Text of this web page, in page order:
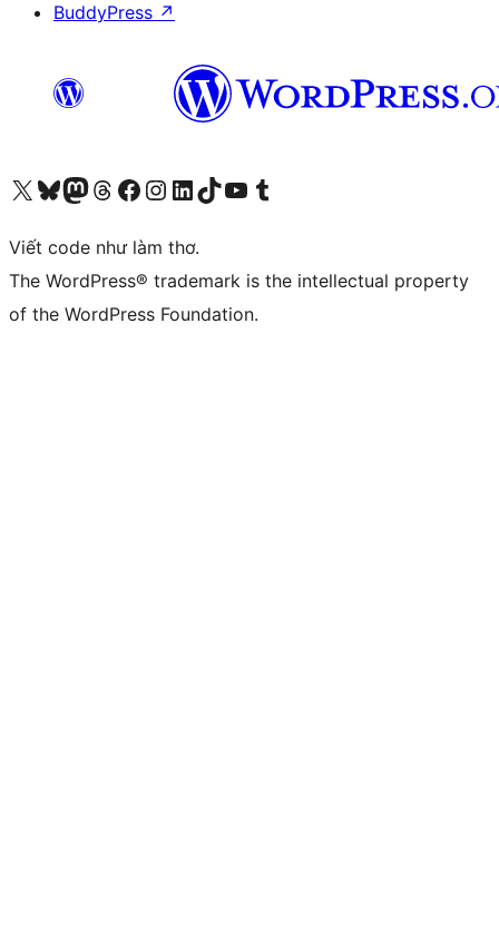
BuddyPress ↗
Truy cập tài khoản X (trước đây là Twitter) của chúng tôiVisit our Bluesky account
Visit our Mastodon account
Visit our Threads account
Xem trang Facebook của chúng tôiTruy cập tài khoản Instagram của chúng tôiTruy cập tài khoản LinkedIn của chúng tôiVisit our TikTok account
Truy cập kênh YouTube của chúng tôi Visit our Tumblr account
Viết code như làm thơ.
The WordPress® trademark is the intellectual property
of the WordPress Foundation.